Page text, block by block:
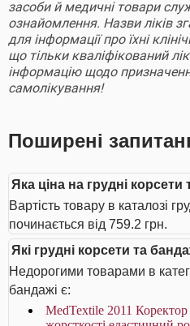
засоби й медичні товари
ознайомлення. Назви ліків
для інформації про їхні
що тільки кваліфікований
інформацію щодо
самолікування!
Поширені
Яка ціна на грудні корсети
Вартість товару в каталозі
починається від 759.2 грн.
Які грудні корсети та
Недорогими товарами в
бандажі є:
MedTextile 2011